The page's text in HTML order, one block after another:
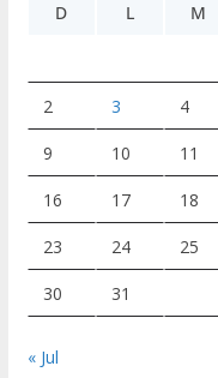
D
L M
2 3 4
9 10 11
16 17 18
23 24 25
30 31
« Jul